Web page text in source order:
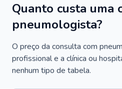
Quanto custa uma
pneumologista?
O preço da consulta com
profissional e a clínica ou
nenhum tipo de tabela.